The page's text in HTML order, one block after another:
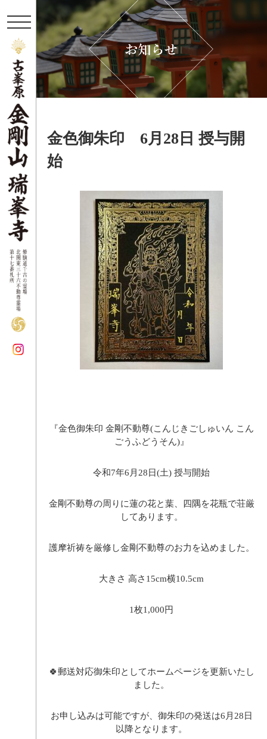
t
o
g
g
l
e
n
a
v
i
g
a
t
i
o
n
金色御朱印 6月28日 授与開
始
『金色御朱印 金剛不動尊(こんじきごしゅいん こん
ごうふどうそん)』
令和7年6月28日(土) 授与開始
金剛不動尊の周りに蓮の花と葉、四隅を花瓶で荘厳
してあります。
護摩祈祷を厳修し金剛不動尊のお力を込めました。
大きさ 高さ15cm横10.5cm
1枚1,000円
🍀郵送対応御朱印としてホームページを更新いたし
ました。
お申し込みは可能ですが、御朱印の発送は6月28日
以降となります。